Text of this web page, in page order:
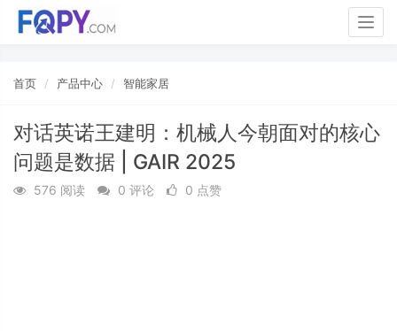
首页 产品中心 智能家居
对话英诺王建明：机械人今朝面对的核心
问题是数据 | GAIR 2025
576 阅读 0 评论 0 点赞